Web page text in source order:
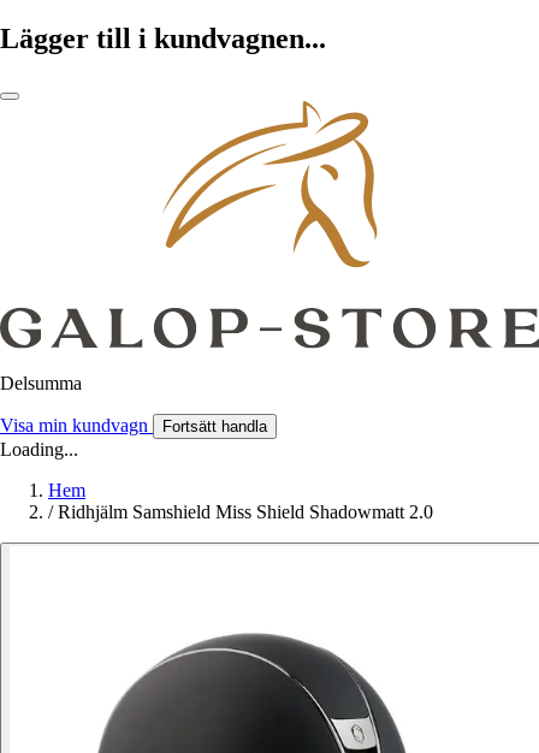
Lägger till i kundvagnen...
Delsumma
Visa min kundvagn Fortsätt handla
Loading...
Hem
/ Ridhjälm Samshield Miss Shield Shadowmatt 2.0